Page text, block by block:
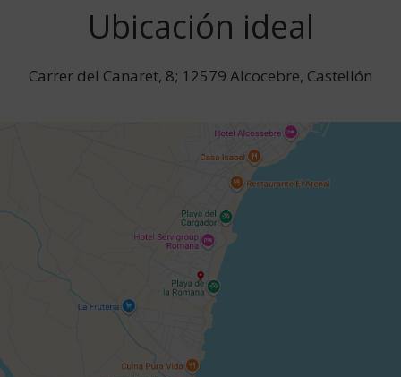
Ubicación ideal
Carrer del Canaret, 8; 12579 Alcocebre, Castellón